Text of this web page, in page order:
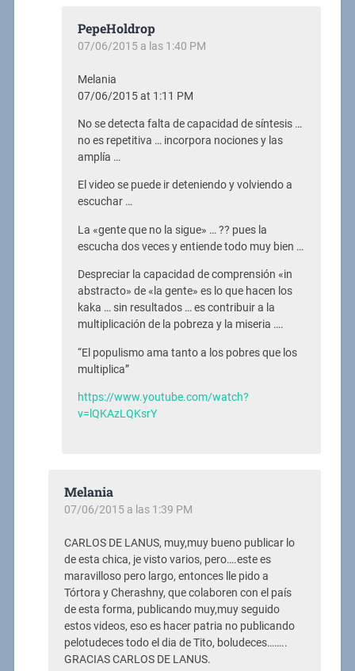
PepeHoldrop
07/06/2015 a las 1:40 PM
Melania
07/06/2015 at 1:11 PM
No se detecta falta de capacidad de síntesis …
no es repetitiva … incorpora nociones y las
amplía …
El video se puede ir deteniendo y volviendo a
escuchar …
La «gente que no la sigue» … ?? pues la
escucha dos veces y entiende todo muy bien …
Despreciar la capacidad de comprensión «in
abstracto» de «la gente» es lo que hacen los
kaka … sin resultados … es contribuir a la
multiplicación de la pobreza y la miseria ….
“El populismo ama tanto a los pobres que los
multiplica”
https://www.youtube.com/watch?
v=lQKAzLQKsrY
Melania
07/06/2015 a las 1:39 PM
CARLOS DE LANUS, muy,muy bueno publicar lo
de esta chica, je visto varios, pero….este es
maravilloso pero largo, entonces lle pido a
Tórtora y Cherashny, que colaboren con el país
de esta forma, publicando muy,muy seguido
estos videos, eso es hacer patria no publicando
pelotudeces todo el dia de Tito, boludeces……..
GRACIAS CARLOS DE LANUS.